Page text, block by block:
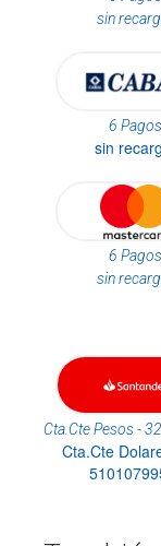
sin
6 Pagos
sin
6 Pagos
sin
Cta.Cte Pesos -
Cta.Cte